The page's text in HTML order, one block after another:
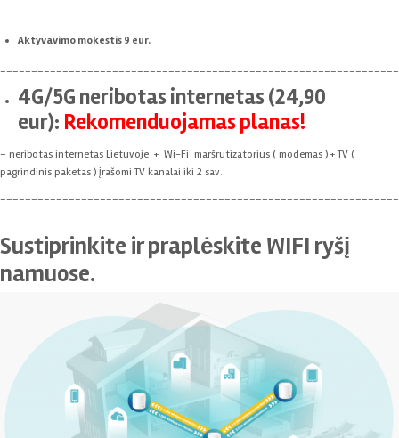
Aktyvavimo mokestis 9 eur.
4G/5G neribotas internetas(24,90
eur): Rekomenduojamas planas!
– neribotas internetas Lietuvoje + Wi-Fi maršrutizatorius ( modemas ) + TV (
pagrindinis paketas ) įrašomi TV kanalai iki 2 sav.
Sustiprinkite ir praplėskite WIFI ryšį
namuose.